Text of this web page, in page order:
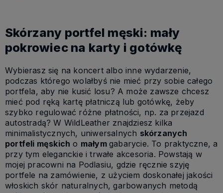
Skórzany portfel męski: mały
pokrowiec na karty i gotówkę
Wybierasz się na koncert albo inne wydarzenie,
podczas którego wolałbyś nie mieć przy sobie całego
portfela, aby nie kusić losu? A może zawsze chcesz
mieć pod ręką kartę płatniczą lub gotówkę, żeby
szybko regulować różne płatności, np. za przejazd
autostradą? W WildLeather znajdziesz kilka
minimalistycznych, uniwersalnych skórzanych
portfeli męskich o małymgabarycie. To praktyczne, a
przy tym eleganckie i trwałe akcesoria. Powstają w
mojej pracowni na Podlasiu, gdzie ręcznie szyję
portfele na zamówienie, z użyciem doskonałej jakości
włoskich skór naturalnych, garbowanych metodą